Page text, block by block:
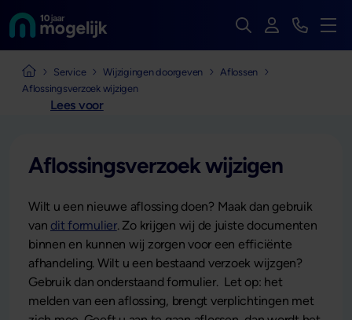
Naar de homepage van Zoek op de hele
InloggenBekijk
Menu
Naar de homepage van Mogelijk Vastgoedfinancieringen
Service Wijzigingen doorgeven
Aflossen
Aflossingsverzoek wijzigen
Lees voor
Aflossingsverzoek wijzigen
Wilt u een nieuwe aflossing doen? Maak dan gebruik
van dit formulier. Zo krijgen wij de juiste documenten
binnen en kunnen wij zorgen voor een efficiënte
afhandeling. Wilt u een bestaand verzoek wijzgen?
Gebruik dan onderstaand formulier. Let op: het
melden van een aflossing, brengt verplichtingen met